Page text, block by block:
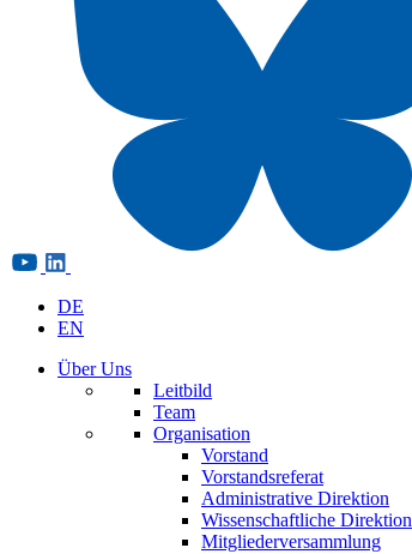
DE
EN
Über Uns
Leitbild
Team
Organisation
Vorstand
Vorstandsreferat
Administrative Direktion
Wissenschaftliche Direktion
Mitgliederversammlung